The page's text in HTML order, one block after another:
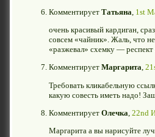
Комментирует Татьяна 1st
очень красивый кардиган,
совсем «чайник». Жаль, что
«разжевал» схемку —
Комментирует Маргарита,
Требовать кликабельную
какую совесть иметь надо!
Комментирует Олечка 22nd
Маргарита а вы нарисуйте